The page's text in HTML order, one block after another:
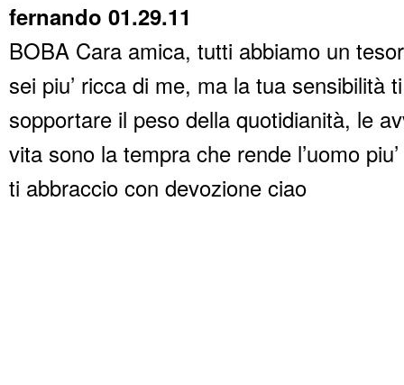
fernando 01.29.11
BOBA Cara amica, tutti abbiamo un
sei piu’ ricca di me, ma la tua sensibilità
sopportare il peso della quotidianità, le
vita sono la tempra che rende l’uomo
ti abbraccio con devozione ciao